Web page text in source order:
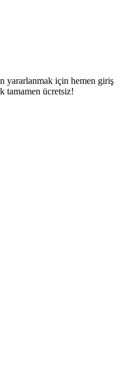
yararlanmak için hemen giriş
tamamen ücretsiz!